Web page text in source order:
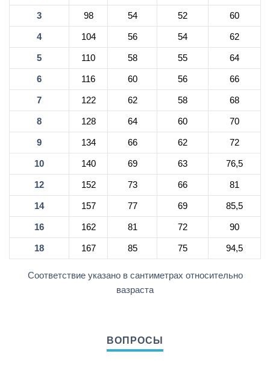
3 98 54 52 60
4 104 56 54 62
5 110 58 55 64
6 116 60 56 66
7 122 62 58 68
8 128 64 60 70
9 134 66 62 72
10 140 69 63 76,5
12 152 73 66 81
14 157 77 69 85,5
16 162 81 72 90
18 167 85 75 94,5
Соответствие указано в сантиметрах относительно
вазраста